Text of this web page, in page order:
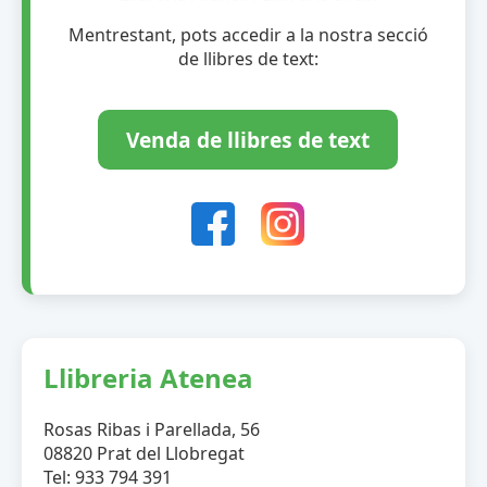
Mentrestant, pots accedir a la nostra secció
de llibres de text:
Venda de llibres de text
Llibreria Atenea
Rosas Ribas i Parellada, 56
08820 Prat del Llobregat
Tel: 933 794 391